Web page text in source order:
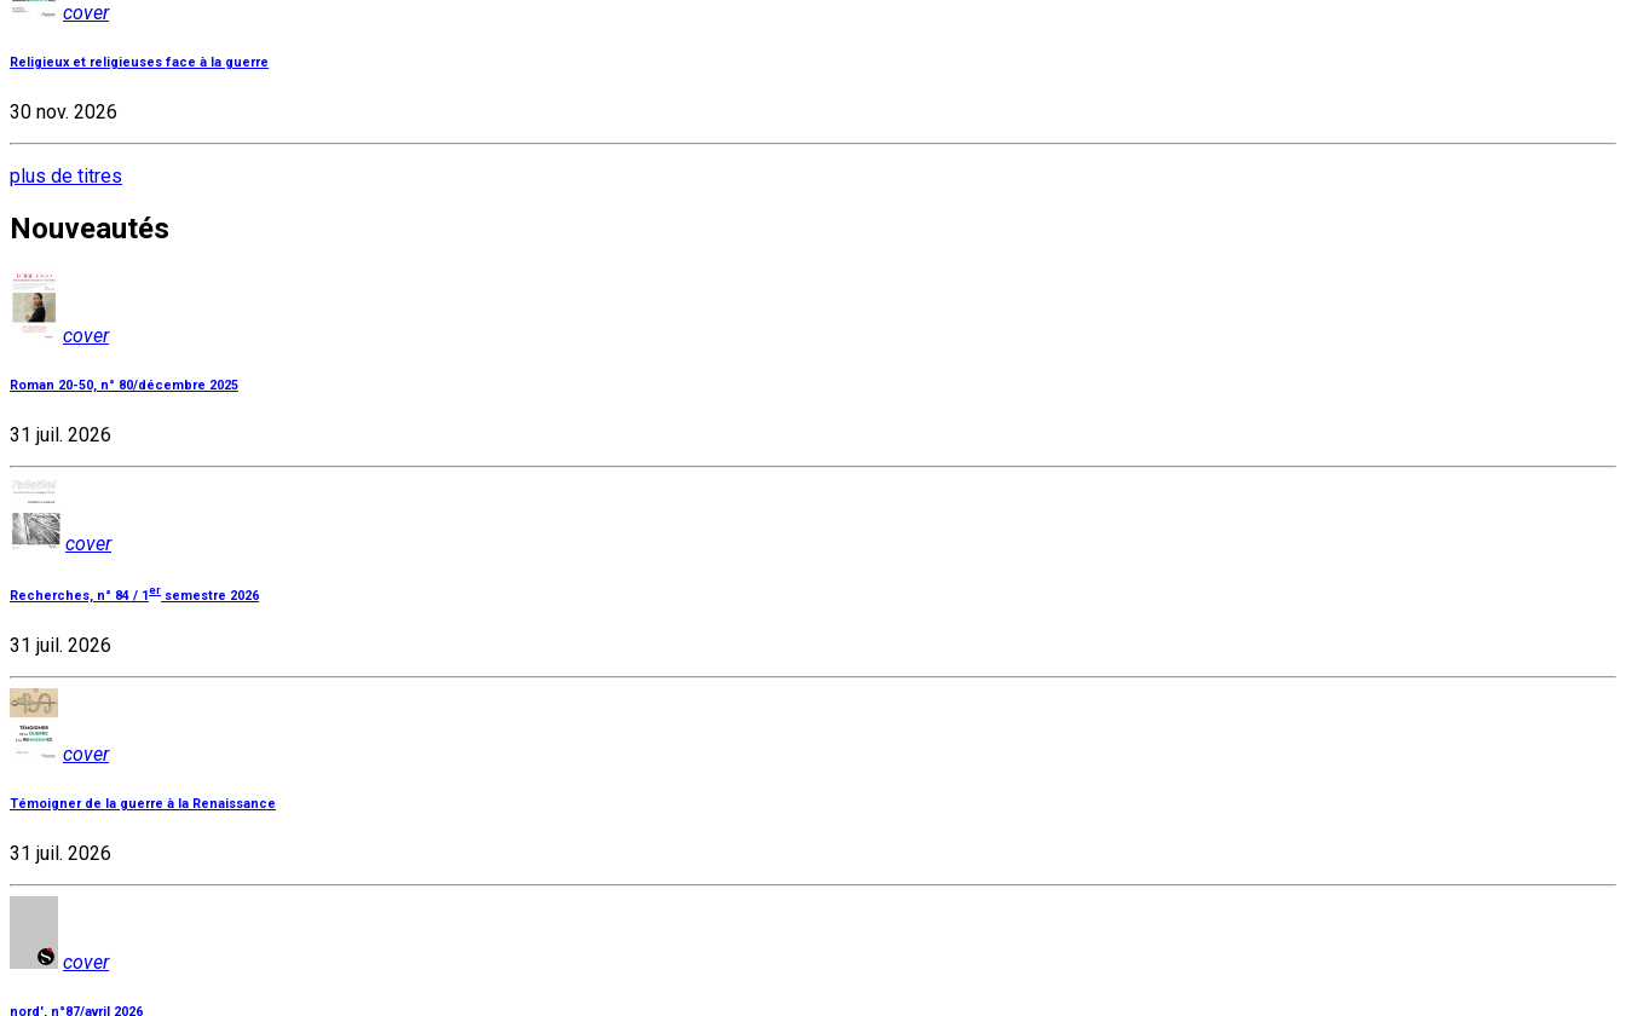
cover
Religieux et religieuses face à la guerre
30 nov. 2026
plus de titres
Nouveautés
cover
Roman 20-50, n° 80/décembre 2025
31 juil. 2026
cover
Recherches, n° 84 / 1 er semestre 2026
31 juil. 2026
cover
Témoigner de la guerre à la Renaissance
31 juil. 2026
cover
nord', n°87/avril 2026